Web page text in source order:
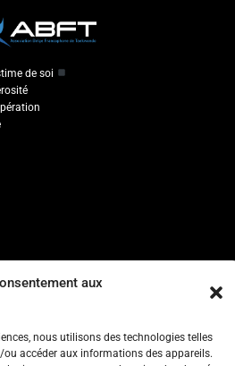
aux
nous utilisons des technologies telles
accéder aux informations des appareils.
de soi
de Taekwondo